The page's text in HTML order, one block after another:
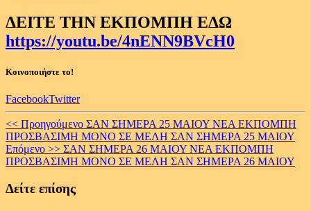
ΔΕΙΤΕ ΤΗΝ ΕΚΠΟΜΠΗ ΕΔΩ
https://youtu.be/4nENN9BVcH0
Κοινοποιήστε το!
FacebookTwitter
Continue
Reading
<< Προηγούμενο ΣΑΝ ΣΗΜΕΡΑ 25 ΜΑΙΟΥ ΝΕΑ ΕΚΠΟΜΠΗ
ΠΡΟΣΒΑΣΙΜΗ ΜΟΝΟ ΣΕ ΜΕΛΗ ΣΑΝ ΣΗΜΕΡΑ 25 ΜΑΙΟΥ
Επόμενο >> ΣΑΝ ΣΗΜΕΡΑ 26 ΜΑΙΟΥ ΝΕΑ ΕΚΠΟΜΠΗ
ΠΡΟΣΒΑΣΙΜΗ ΜΟΝΟ ΣΕ ΜΕΛΗ ΣΑΝ ΣΗΜΕΡΑ 26 ΜΑΙΟΥ
Δείτε επίσης